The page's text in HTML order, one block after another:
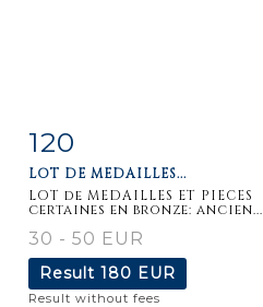
Item detail
120
LOT DE MEDAILLES...
LOT de MEDAILLES ET PIECES
certaines en bronze: ancien...
30 - 50 EUR
Result 180 EUR
Result without fees